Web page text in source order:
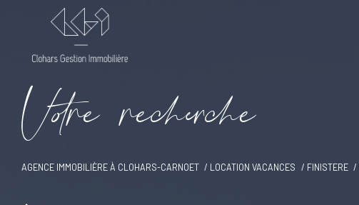
Vore recece
AGENCE IMMOBILIÈRE À CLOHARS-CARNOET LOCATION VACANCES FINISTERE